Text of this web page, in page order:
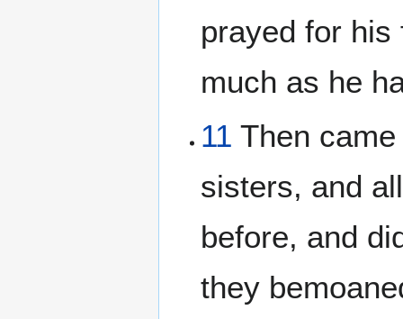
prayed for
much as he
11 Then
sisters, and
before, and
they